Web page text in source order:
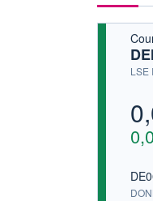
LSE